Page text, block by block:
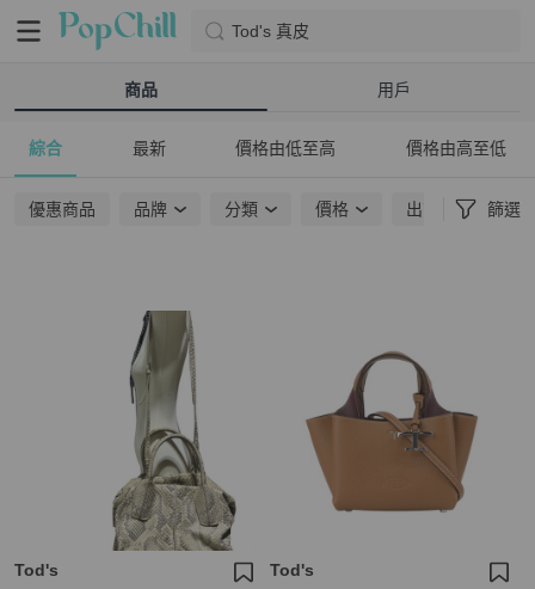
Tod's 真皮
商品 用戶
綜合 最新 價格由低至高 價格由高至低
優惠商品 品牌 分類 價格 出貨地點 篩選
Tod's Tod's